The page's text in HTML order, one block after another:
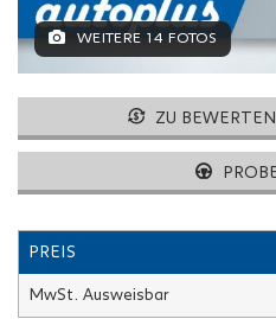
WEITERE 14 FOTOS
ZU
PREIS
MwSt. Ausweisbar